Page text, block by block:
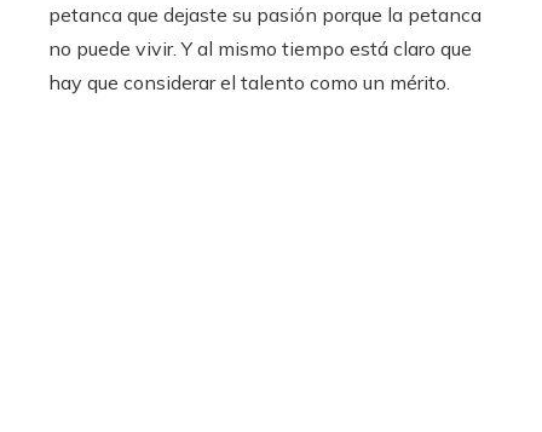
petanca que dejaste su pasión porque la petanca
no puede vivir. Y al mismo tiempo está claro que
hay que considerar el talento como un mérito.